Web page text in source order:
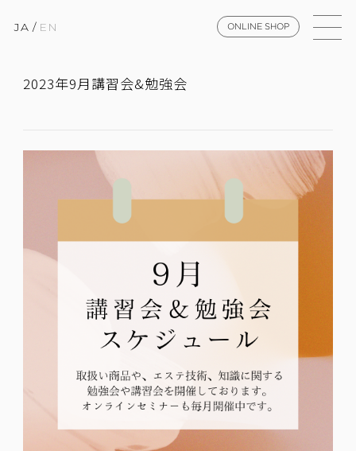
JA / EN ONLINE SHOP
2023年9月講習会&勉強会